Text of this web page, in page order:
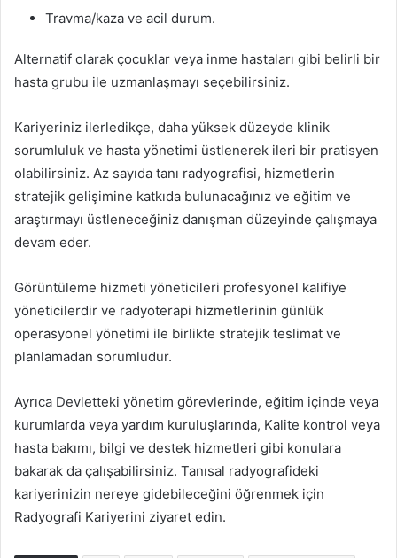
Travma/kaza ve acil durum.
Alternatif olarak çocuklar veya inme hastaları gibi belirli bir
hasta grubu ile uzmanlaşmayı seçebilirsiniz.
Kariyeriniz ilerledikçe, daha yüksek düzeyde klinik
sorumluluk ve hasta yönetimi üstlenerek ileri bir pratisyen
olabilirsiniz. Az sayıda tanı radyografisi, hizmetlerin
stratejik gelişimine katkıda bulunacağınız ve eğitim ve
araştırmayı üstleneceğiniz danışman düzeyinde çalışmaya
devam eder.
Görüntüleme hizmeti yöneticileri profesyonel kalifiye
yöneticilerdir ve radyoterapi hizmetlerinin günlük
operasyonel yönetimi ile birlikte stratejik teslimat ve
planlamadan sorumludur.
Ayrıca Devletteki yönetim görevlerinde, eğitim içinde veya
kurumlarda veya yardım kuruluşlarında, Kalite kontrol veya
hasta bakımı, bilgi ve destek hizmetleri gibi konulara
bakarak da çalışabilirsiniz. Tanısal radyografideki
kariyerinizin nereye gidebileceğini öğrenmek için
Radyografi Kariyerini ziyaret edin.